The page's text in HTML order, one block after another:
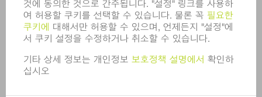
지속가능성
환경 & 기후
사회 & 기업
기업 경영